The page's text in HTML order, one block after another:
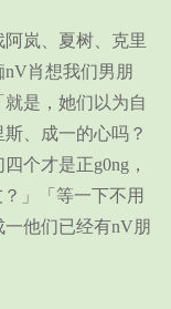
岚、夏树、克里
肖想我们男朋
是，她们以为自
、成一的心吗？
个才是正g0ng，
」「等一下不用
他们已经有nV朋